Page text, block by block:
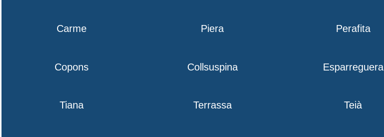
Carme Piera Perafita
Copons Collsuspina Esparreguera
Tiana Terrassa Teià